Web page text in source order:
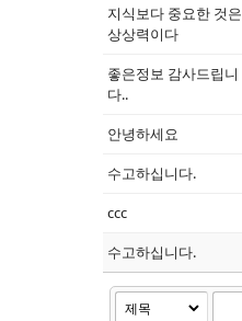
지식보다 중요한 것은
상상력이다
좋은정보 감사드립니
다..
안녕하세요
수고하십니다.
ccc
수고하십니다.